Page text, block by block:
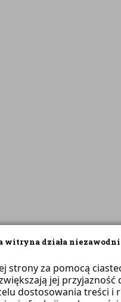
witryna działa
strony za pomocą
jej przyjazność
dostosowania treści i